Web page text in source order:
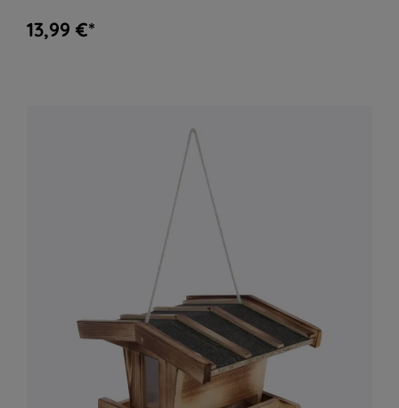
13,99 €*